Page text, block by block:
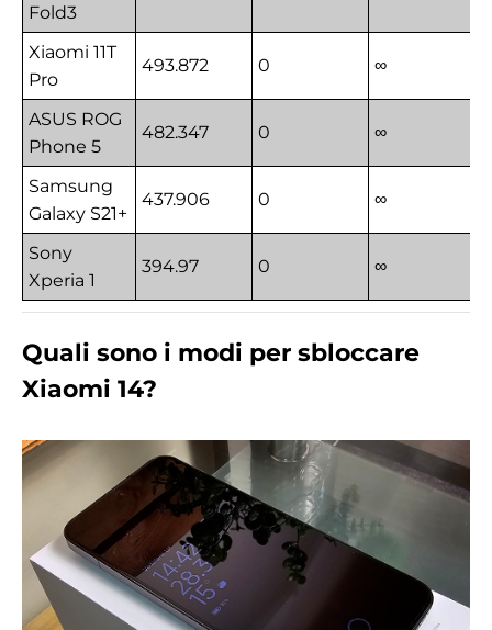
Fold3
Xiaomi 11T
Pro
493.872 0 ∞
ASUS ROG
Phone 5
482.347 0 ∞
Samsung
Galaxy S21+
437.906 0 ∞
Sony
Xperia 1
394.97 0 ∞
Quali sono i modi per sbloccare
Xiaomi 14?